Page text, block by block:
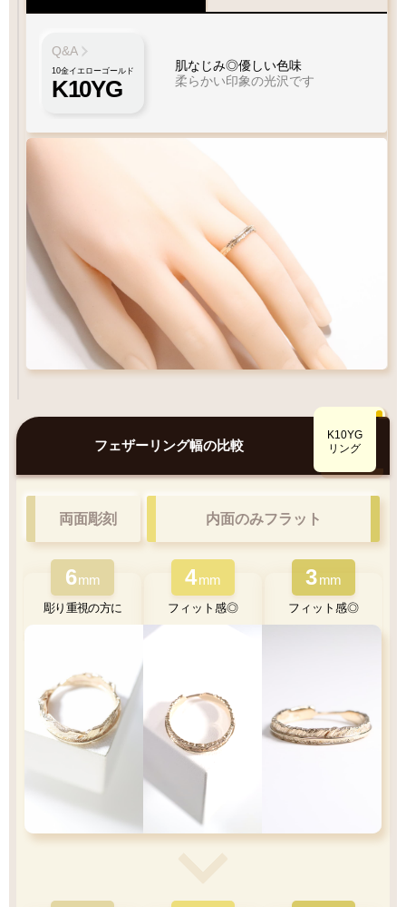
Q&A
10金イエローゴールド
K10YG
肌なじみ◎優しい色味
柔らかい印象の光沢です
比較
鮮やかで美しい光沢
肌なじみ◎優しい色味
K10YG
フェザーリング幅の比較
K10YG
リング
両面彫刻 内面のみフラット
6mm
彫り重視の方に
4mm
フィット感◎
3mm
フィット感◎